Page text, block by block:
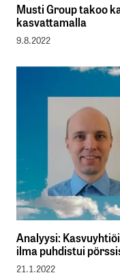
Musti Group takoo
kasvattamalla
9.8.2022
Analyysi:
ilma puhdistui
21.1.2022